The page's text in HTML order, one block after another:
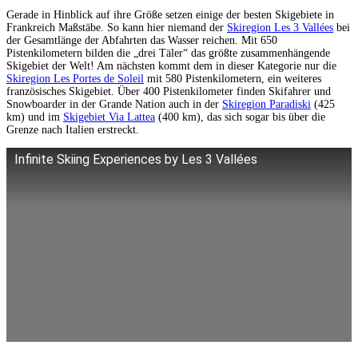
Gerade in Hinblick auf ihre Größe setzen einige der besten Skigebiete in
Frankreich Maßstäbe. So kann hier niemand der Skiregion Les 3 Vallées bei
der Gesamtlänge der Abfahrten das Wasser reichen. Mit 650
Pistenkilometern bilden die „drei Täler“ das größte zusammenhängende
Skigebiet der Welt! Am nächsten kommt dem in dieser Kategorie nur die
Skiregion Les Portes de Soleil mit 580 Pistenkilometern, ein weiteres
französisches Skigebiet. Über 400 Pistenkilometer finden Skifahrer und
Snowboarder in der Grande Nation auch in der Skiregion Paradiski (425
km) und im Skigebiet Via Lattea (400 km), das sich sogar bis über die
Grenze nach Italien erstreckt.
Infinite Skiing Experiences by Les 3 Vallées